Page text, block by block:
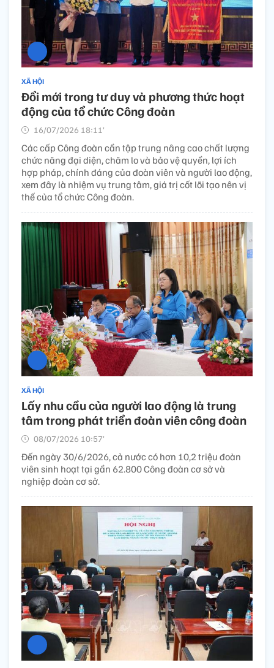
XÃ HỘI
Đổi mới trong tư duy và phương thức hoạt
động của tổ chức Công đoàn
16/07/2026 18:11’
Các cấp Công đoàn cần tập trung nâng cao chất lượng
chức năng đại diện, chăm lo và bảo vệ quyền, lợi ích
hợp pháp, chính đáng của đoàn viên và người lao động,
xem đây là nhiệm vụ trung tâm, giá trị cốt lõi tạo nên vị
thế của tổ chức Công đoàn.
XÃ HỘI
Lấy nhu cầu của người lao động là trung
tâm trong phát triển đoàn viên công đoàn
08/07/2026 10:57’
Đến ngày 30/6/2026, cả nước có hơn 10,2 triệu đoàn
viên sinh hoạt tại gần 62.800 Công đoàn cơ sở và
nghiệp đoàn cơ sở.